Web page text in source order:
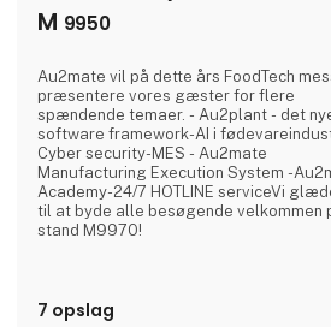
M 9950
Au2mate vil på dette års FoodTech
præsentere vores gæster for flere
spændende temaer. - Au2plant - det
software framework-AI i
Cyber security-MES - Au2mate
Manufacturing Execution System -
Academy-24/7 HOTLINE serviceVi
til at byde alle besøgende velkommen
stand M9970!
7 opslag